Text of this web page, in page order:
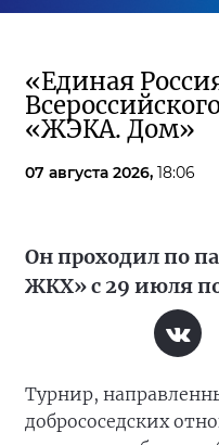
«Единая
«ЖЭКА. Дом»
07 августа 2026, 18:06
Он проходил по
ЖКХ» с 29 июля по
Турнир,
добрососедских